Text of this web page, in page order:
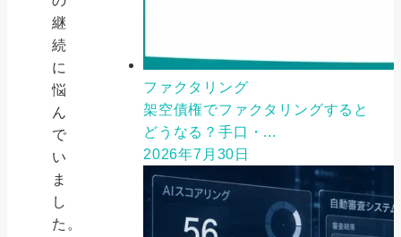
継
続
に
悩
ん
で
い
ま
し
た。
ファクタリング
架空債権でファクタリングすると
どうなる？手口・...
2026年7月30日